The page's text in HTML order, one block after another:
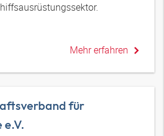
Mehr erfahren
für